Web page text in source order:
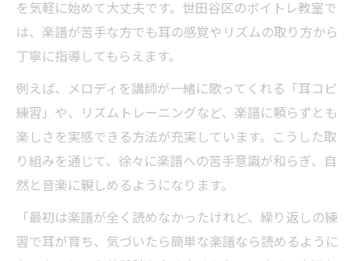
を気軽に始めて大丈夫です。世田谷区のボイトレ教室で
は、楽譜が苦手な方でも耳の感覚やリズムの取り方から
丁寧に指導してもらえます。
例えば、メロディを講師が一緒に歌ってくれる「耳コピ
練習」や、リズムトレーニングなど、楽譜に頼らずとも
楽しさを実感できる方法が充実しています。こうした取
り組みを通じて、徐々に楽譜への苦手意識が和らぎ、自
然と音楽に親しめるようになります。
「最初は楽譜が全く読めなかったけれど、繰り返しの練
習で耳が育ち、気づいたら簡単な楽譜なら読めるように